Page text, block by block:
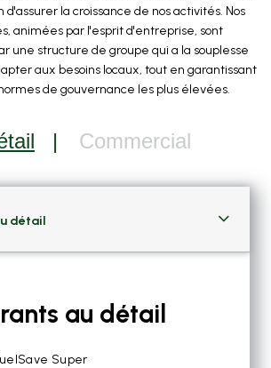
d'assurer la croissance de nos activités. Nos
animées par l'esprit d'entreprise, sont
une structure de groupe qui a la souplesse
aux besoins locaux, tout en garantissant
de gouvernance les plus élevées.
Commercial
détail
au détail
Super